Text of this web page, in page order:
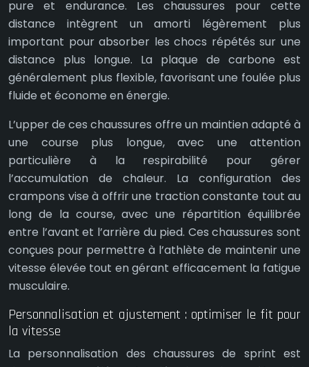
pure et endurance. Les chaussures pour cette
distance intègrent un amorti légèrement plus
important pour absorber les chocs répétés sur une
distance plus longue. La plaque de carbone est
généralement plus flexible, favorisant une foulée plus
fluide et économe en énergie.
L’upper de ces chaussures offre un maintien adapté à
une course plus longue, avec une attention
particulière à la respirabilité pour gérer
l’accumulation de chaleur. La configuration des
crampons vise à offrir une traction constante tout au
long de la course, avec une répartition équilibrée
entre l’avant et l’arrière du pied. Ces chaussures sont
conçues pour permettre à l’athlète de maintenir une
vitesse élevée tout en gérant efficacement la fatigue
musculaire.
Personnalisation et ajustement : optimiser le fit pour
la vitesse
La personnalisation des chaussures de sprint est